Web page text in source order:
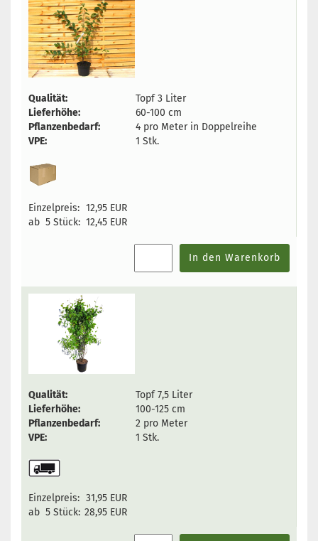
Qualität:
Topf 3 Liter
Lieferhöhe:
60-100 cm
Pflanzenbedarf:
4 pro Meter in Doppelreihe
VPE:
1 Stk.
Einzelpreis: 12,95 EUR
ab 5 Stück: 12,45 EUR
In den Warenkorb
Qualität:
Topf 7,5 Liter
Lieferhöhe:
100-125 cm
Pflanzenbedarf:
2 pro Meter
VPE:
1 Stk.
Einzelpreis: 31,95 EUR
ab 5 Stück: 28,95 EUR